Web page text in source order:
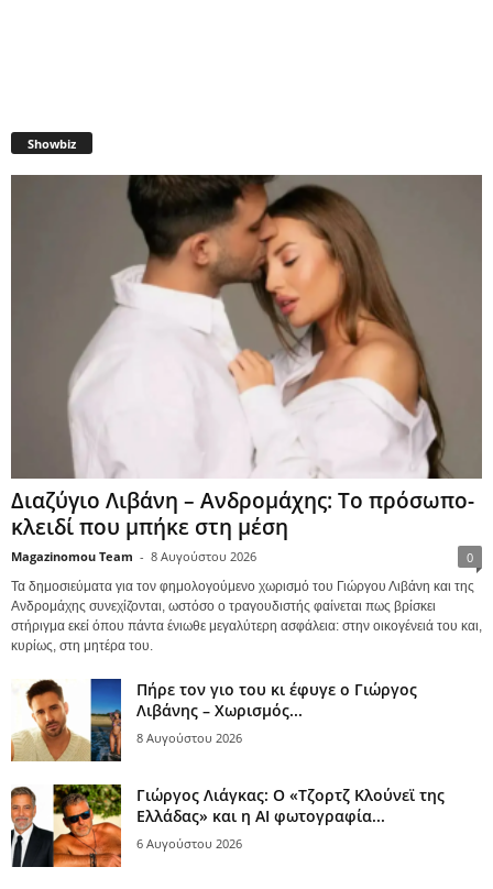
Showbiz
Διαζύγιο Λιβάνη – Ανδρομάχης: Το πρόσωπο-
κλειδί που μπήκε στη μέση
Magazinomou Team - 8 Αυγούστου 2026 0
Τα δημοσιεύματα για τον φημολογούμενο χωρισμό του Γιώργου Λιβάνη και της
Ανδρομάχης συνεχίζονται, ωστόσο ο τραγουδιστής φαίνεται πως βρίσκει
στήριγμα εκεί όπου πάντα ένιωθε μεγαλύτερη ασφάλεια: στην οικογένειά του και,
κυρίως, στη μητέρα του.
Πήρε τον γιο του κι έφυγε ο Γιώργος
Λιβάνης – Χωρισμός...
8 Αυγούστου 2026
Γιώργος Λιάγκας: Ο «Τζορτζ Κλούνεϊ της
Ελλάδας» και η AI φωτογραφία...
6 Αυγούστου 2026